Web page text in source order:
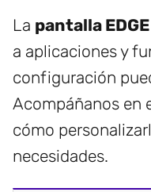
La pantalla EDGE
a aplicaciones y
configuración
Acompáñanos en
cómo
necesidades.